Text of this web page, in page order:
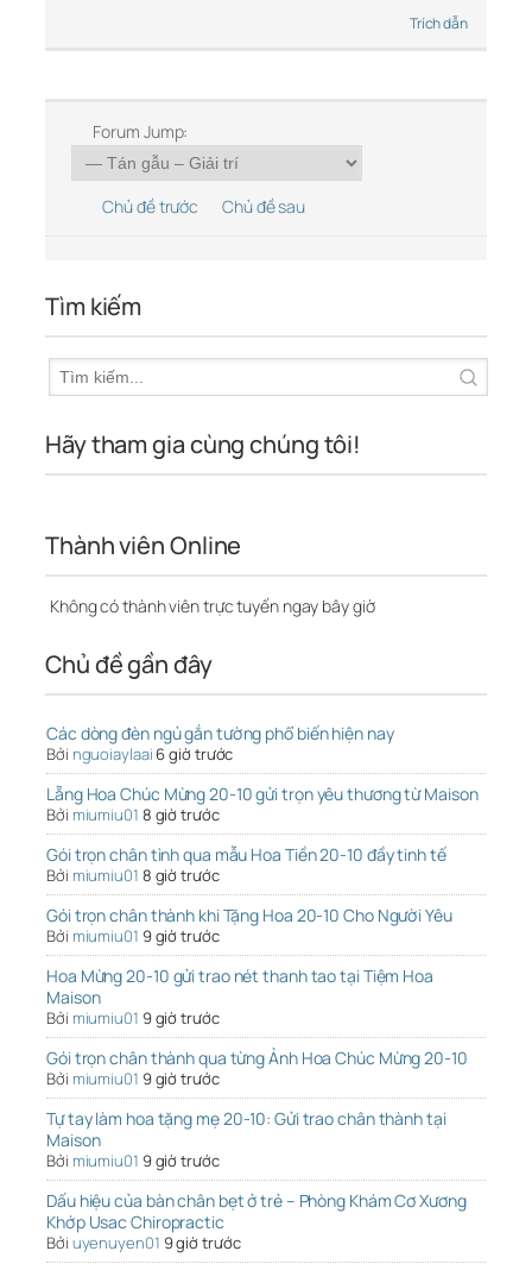
Trích dẫn
Forum Jump:
Chủ đề trước Chủ đề sau
Tìm kiếm
Hãy tham gia cùng chúng tôi!
Thành viên Online
Không có thành viên trực tuyến ngay bây giờ
Chủ đề gần đây
Các dòng đèn ngủ gắn tường phổ biến hiện nay
Bởi nguoiaylaai 6 giờ trước
Lẵng Hoa Chúc Mừng 20-10 gửi trọn yêu thương từ Maison
Bởi miumiu01 8 giờ trước
Gói trọn chân tình qua mẫu Hoa Tiền 20-10 đầy tinh tế
Bởi miumiu01 8 giờ trước
Gói trọn chân thành khi Tặng Hoa 20-10 Cho Người Yêu
Bởi miumiu01 9 giờ trước
Hoa Mừng 20-10 gửi trao nét thanh tao tại Tiệm Hoa
Maison
Bởi miumiu01 9 giờ trước
Gói trọn chân thành qua từng Ảnh Hoa Chúc Mừng 20-10
Bởi miumiu01 9 giờ trước
Tự tay làm hoa tặng mẹ 20-10: Gửi trao chân thành tại
Maison
Bởi miumiu01 9 giờ trước
Dấu hiệu của bàn chân bẹt ở trẻ – Phòng Khám Cơ Xương
Khớp Usac Chiropractic
Bởi uyenuyen01 9 giờ trước